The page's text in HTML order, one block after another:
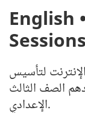
English
Sessions
لتأسيس
الصف الثالث
الإعدادي.